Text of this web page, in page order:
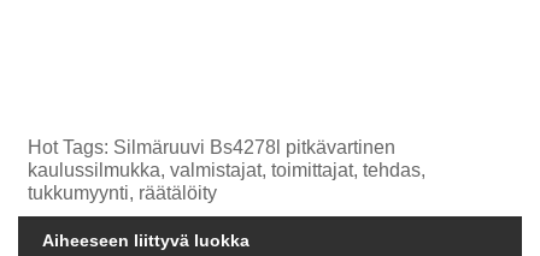
Hot Tags: Silmäruuvi Bs4278l pitkävartinen
kaulussilmukka, valmistajat, toimittajat, tehdas,
tukkumyynti, räätälöity
Aiheeseen liittyvä luokka